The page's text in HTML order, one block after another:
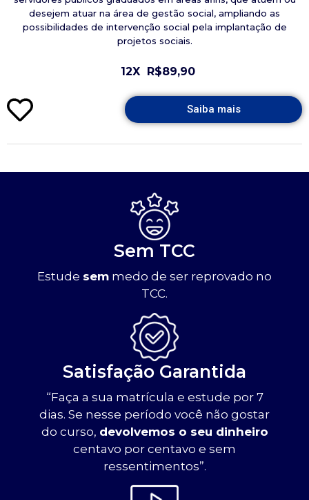
desejem atuar na área de gestão social, ampliando as
possibilidades de intervenção social pela implantação de
projetos sociais.
12X R$89,90
Saiba mais
Sem TCC
Estude sem medo de ser reprovado no
TCC.
Satisfação Garantida
“Faça a sua matrícula e estude por 7
dias. Se nesse período você não gostar
do curso, devolvemos o seu dinheiro
centavo por centavo e sem
ressentimentos”.